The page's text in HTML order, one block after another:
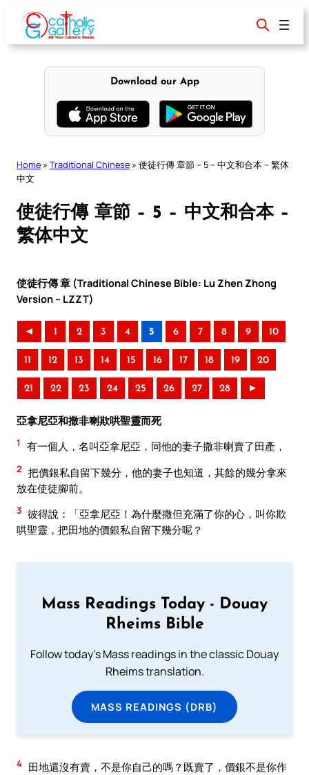
content
Download our App
Home » Traditional Chinese » 使徒行傳 章節 – 5 – 中文和合本 – 繁体
中文
使徒行傳 章節 – 5 – 中文和合本 –
繁体中文
使徒行傳 章 (Traditional Chinese Bible: Lu Zhen Zhong
Version – LZZT)
◄ 1 2 3 4 5 6 7 8 9 10
11 12 13 14 15 16 17 18 19 20
21 22 23 24 25 26 27 28 ►
亞拿尼亞和撒非喇欺哄聖靈而死
1 有一個人，名叫亞拿尼亞，同他的妻子撒非喇賣了田產，
2 把價銀私自留下幾分，他的妻子也知道，其餘的幾分拿來
放在使徒腳前。
3 彼得說：「亞拿尼亞！為什麼撒但充滿了你的心，叫你欺
哄聖靈，把田地的價銀私自留下幾分呢？
Mass Readings Today - Douay
Rheims Bible
Follow today's Mass readings in the classic Douay
Rheims translation.
MASS READINGS (DRB)
4 田地還沒有賣，不是你自己的嗎？既賣了，價銀不是你作